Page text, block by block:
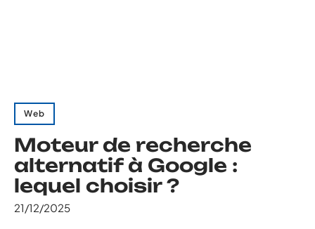
Web
Moteur de recherche
alternatif à Google :
lequel choisir ?
21/12/2025